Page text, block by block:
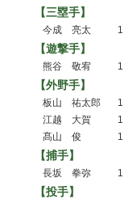
【三塁手】
今成 亮太 1
【遊撃手】
熊谷 敬宥 1
【外野手】
板山 祐太郎
1
江越 大賀
1
髙山 俊
1
【捕手】
長坂 拳弥 1
【投手】